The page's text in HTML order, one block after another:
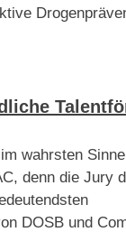
wahrsten
denn die Jury
DOSB und